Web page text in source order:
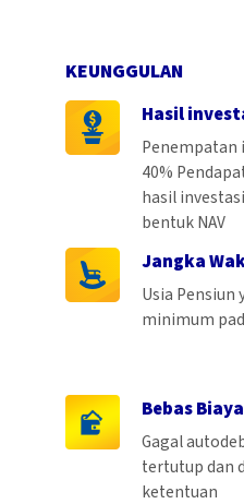
KEUNGGULAN
Hasil
Penempatan
40%
hasil
bentuk NAV
Jangka
Usia
minimum
Bebas Biaya
Gagal
tertutup dan
ketentuan